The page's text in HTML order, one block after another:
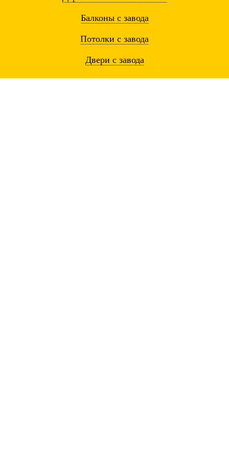
Балконы с завода
Потолки с завода
Двери с завода